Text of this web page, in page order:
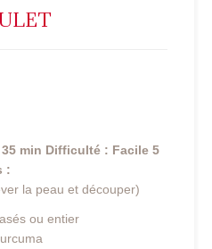
min Difficulté : Facile 5
:
la peau et découper)
ou entier